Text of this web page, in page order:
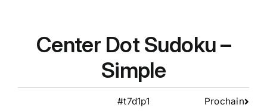
Center Dot Sudoku –
Simple
#t7d1p1 Prochain